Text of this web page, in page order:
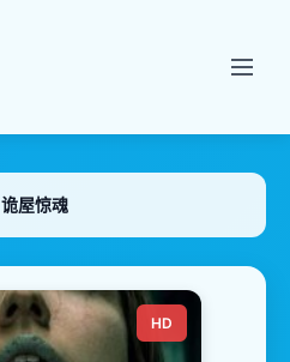
诡屋惊魂
HD